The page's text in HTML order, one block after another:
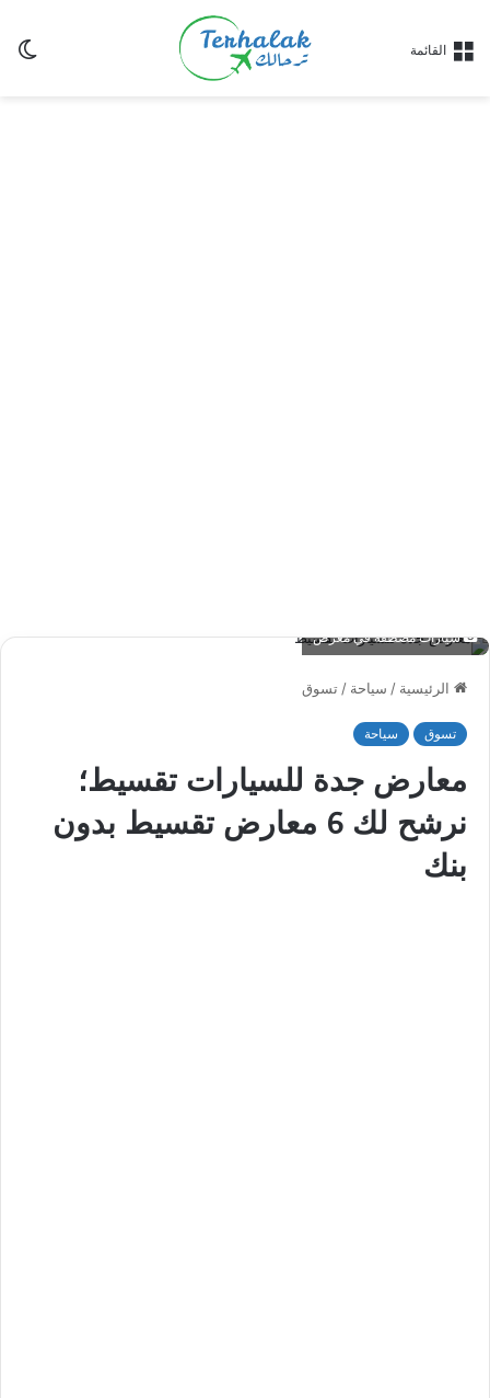
القائمة
سيارات مصطفة في معرض
الرئيسية / سياحة / تسوق
تسوق سياحة
معارض جدة للسيارات تقسيط؛
نرشح لك 6 معارض تقسيط بدون
بنك